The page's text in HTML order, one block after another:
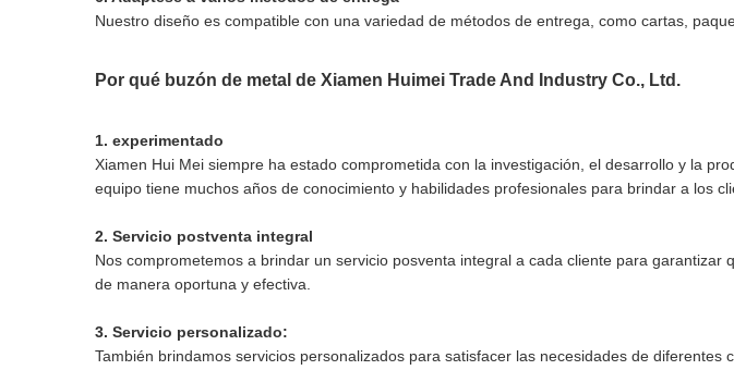
Nuestro diseño es compatible con una variedad de métodos de entrega, como cartas,
Por qué buzón de metal de Xiamen Huimei Trade And Industry Co., Ltd.
1. experimentado
Xiamen Hui Mei siempre ha estado comprometida con la investigación, el desarrollo y la
equipo tiene muchos años de conocimiento y habilidades profesionales para brindar a los
2. Servicio postventa integral
Nos comprometemos a brindar un servicio posventa integral a cada cliente para
de manera oportuna y efectiva.
3. Servicio personalizado:
También brindamos servicios personalizados para satisfacer las necesidades de